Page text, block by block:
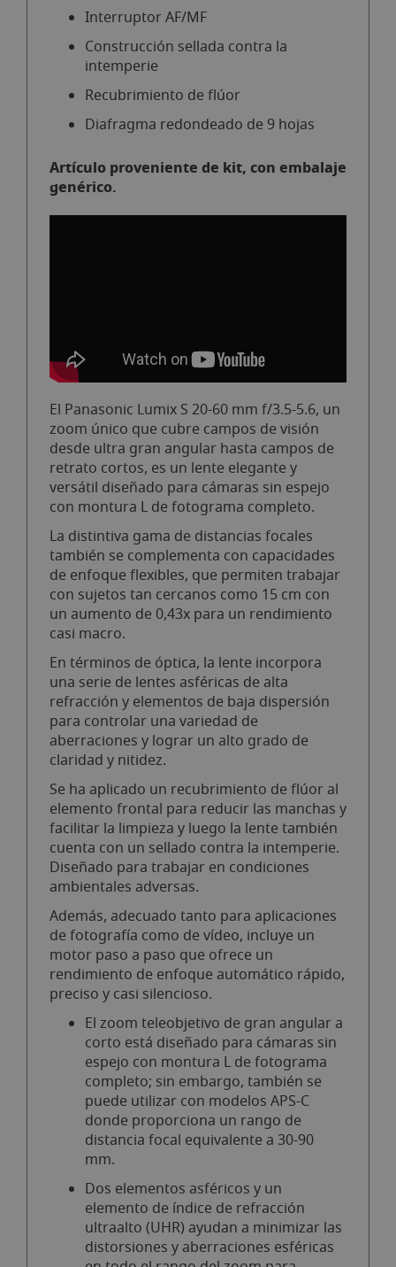
Interruptor AF/MF
Construcción sellada contra la
intemperie
Recubrimiento de flúor
Diafragma redondeado de 9 hojas
Artículo proveniente de kit, con embalaje
genérico.
El Panasonic Lumix S 20-60 mm f/3.5-5.6, un
zoom único que cubre campos de visión
desde ultra gran angular hasta campos de
retrato cortos, es un lente elegante y
versátil diseñado para cámaras sin espejo
con montura L de fotograma completo.
La distintiva gama de distancias focales
también se complementa con capacidades
de enfoque flexibles, que permiten trabajar
con sujetos tan cercanos como 15 cm con
un aumento de 0,43x para un rendimiento
casi macro.
En términos de óptica, la lente incorpora
una serie de lentes asféricas de alta
refracción y elementos de baja dispersión
para controlar una variedad de
aberraciones y lograr un alto grado de
claridad y nitidez.
Se ha aplicado un recubrimiento de flúor al
elemento frontal para reducir las manchas y
facilitar la limpieza y luego la lente también
cuenta con un sellado contra la intemperie.
Diseñado para trabajar en condiciones
ambientales adversas.
Además, adecuado tanto para aplicaciones
de fotografía como de vídeo, incluye un
motor paso a paso que ofrece un
rendimiento de enfoque automático rápido,
preciso y casi silencioso.
El zoom teleobjetivo de gran angular a
corto está diseñado para cámaras sin
espejo con montura L de fotograma
completo; sin embargo, también se
puede utilizar con modelos APS-C
donde proporciona un rango de
distancia focal equivalente a 30-90
mm.
Dos elementos asféricos y un
elemento de índice de refracción
ultraalto (UHR) ayudan a minimizar las
distorsiones y aberraciones esféricas